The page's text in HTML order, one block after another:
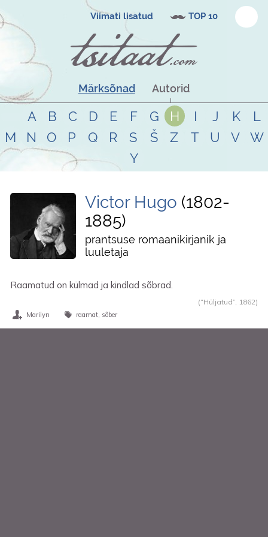
Viimati lisatud TOP 10
Märksõnad Autorid
A B C D E F G H I J K
L
M
N O P Q R S Š Z T U V
W
Y
Victor Hugo 1802-
1885
prantsuse romaanikirjanik ja
luuletaja
Raamatud on külmad ja kindlad sõbrad.
(“Hüljatud”, 1862)
Marilyn raamat sõber